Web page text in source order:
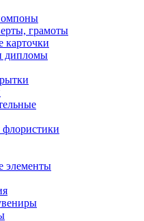
грамоты
карточки
дипломы
флористики
элементы